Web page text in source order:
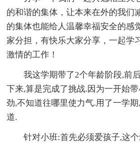
的和谐的集体，让本来在外的我们
的集体也能给人温馨幸福安全的感
家分担，有快乐大家分享，一起学
激情的工作！
我这学期带了2个年龄阶段,前
下来,算是完成了挑战.因为一开始
劲,不知道往哪里使力气.用了一学
道.
针对小班:首先必须爱孩子,这